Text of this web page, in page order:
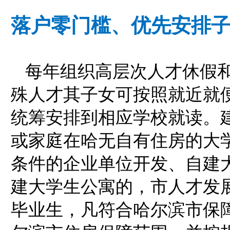
落户零门槛、优先安排
每年组织高层次人才休假
殊人才其子女可按照就近就
统筹安排到相应学校就读。
或家庭在哈无自有住房的大
条件的企业单位开发、自建
建大学生公寓的，市人才发
毕业生，凡符合哈尔滨市保